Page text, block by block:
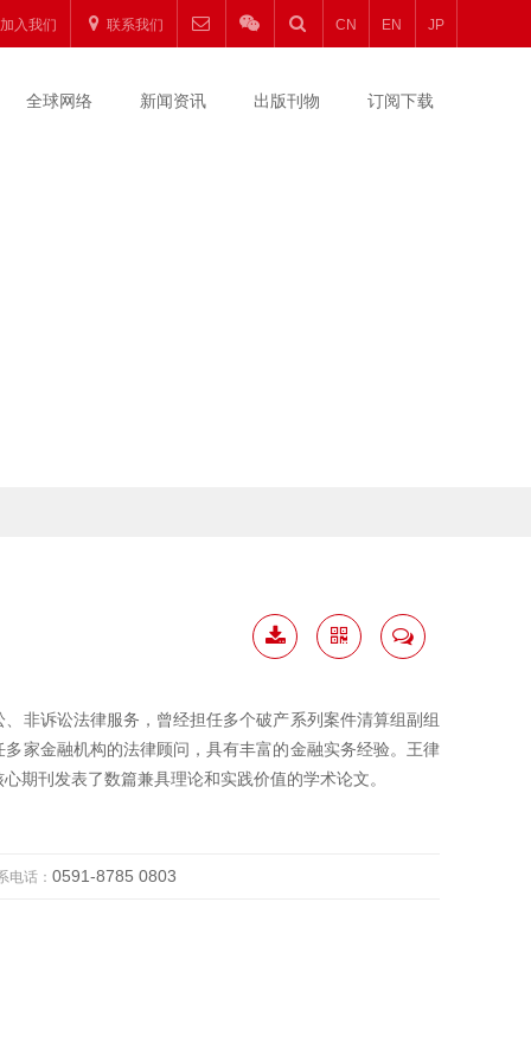
加入我们 联系我们 CN EN JP
全球网络 新闻资讯 出版刊物 订阅下载
非诉讼法律服务，曾经担任多个破产系列案件清算组副组
家金融机构的法律顾问，具有丰富的金融实务经验。王律
期刊发表了数篇兼具理论和实践价值的学术论文。
电话：0591-8785 0803